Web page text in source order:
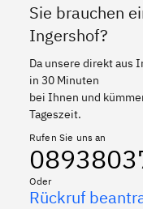
Sie brauchen
Ingershof?
Da unsere direkt aus
in 30 Minuten
bei Ihnen und
Tageszeit.
Rufen Sie uns an
Oder
Rückruf